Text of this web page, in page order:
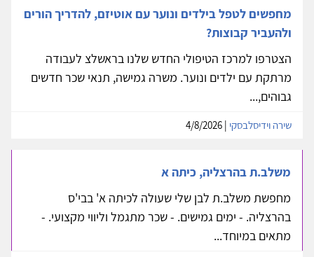
מחפשים לטפל בילדים ונוער עם אוטיזם, להדריך הורים
ולהעביר קבוצות?
הצטרפו למרכז הטיפולי החדש שלנו בראשלצ לעבודה
מרתקת עם ילדים ונוער. משרה גמישה, תנאי שכר חדשים
גבוהים,...
שירה וידיסלבסקי
משלב.ת בהרצליה, כיתה א
מחפשת משלב.ת לבן שלי שעולה לכיתה א' בבי'ס
בהרצליה. - ימים גמישים. - שכר מתגמל וליווי מקצועי. -
מתאים במיוחד...